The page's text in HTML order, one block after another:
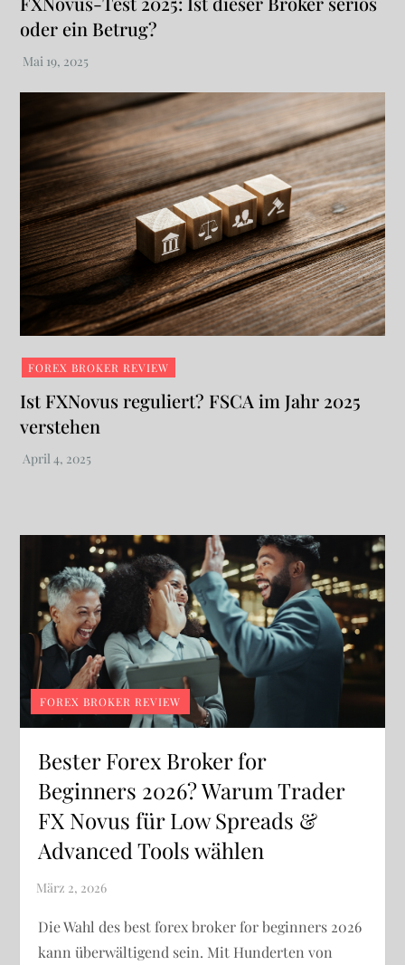
oder ein Betrug?
FOREX BROKER REVIEW
Ist FXNovus reguliert? FSCA im Jahr 2025
verstehen
FOREX BROKER REVIEW
Bester Forex Broker for
Beginners 2026? Warum Trader
FX Novus für Low Spreads &
Advanced Tools wählen
Die Wahl des best forex broker for beginners 2026
kann überwältigend sein. Mit Hunderten von